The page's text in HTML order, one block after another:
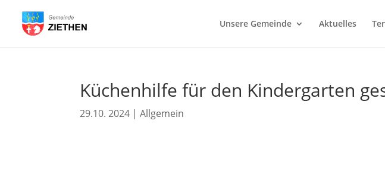
Unsere Gemeinde Aktuelles
Küchenhilfe für den Kindergarten
29.10. 2024 |Allgemein